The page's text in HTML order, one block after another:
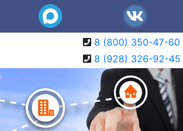
8 (800) 350-47-60
8 (928) 326-92-45